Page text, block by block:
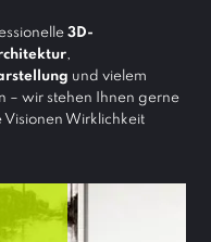
3D-
,
und vielem
– wir stehen Ihnen gerne
Wirklichkeit